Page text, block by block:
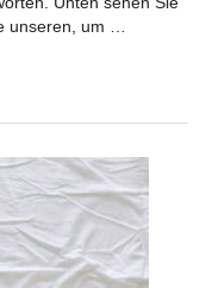
unseren, um …